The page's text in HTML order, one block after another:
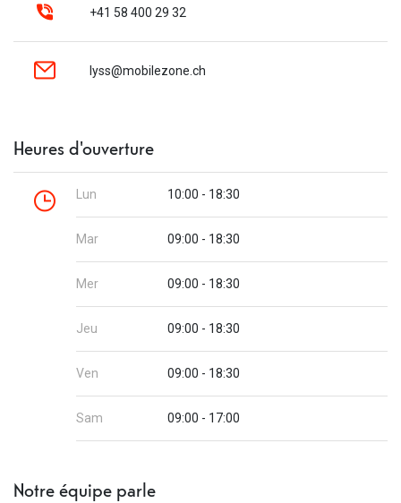
+41 58 400 29 32
lyss@mobilezone.ch
Heures d'ouverture
Lun 10:00 - 18:30
Mar 09:00 - 18:30
Mer 09:00 - 18:30
Jeu 09:00 - 18:30
Ven 09:00 - 18:30
Sam 09:00 - 17:00
Notre équipe parle